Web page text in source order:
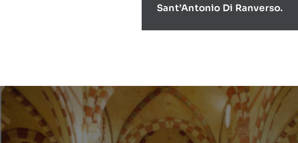
Sant’Antonio Di Ranverso.